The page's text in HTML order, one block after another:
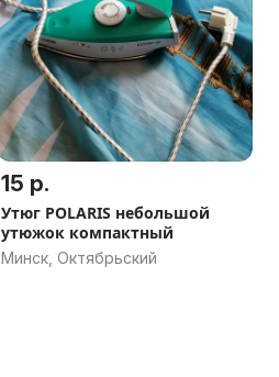
15 р.
Утюг POLARIS небольшой
утюжок компактный
Минск, Октябрьский